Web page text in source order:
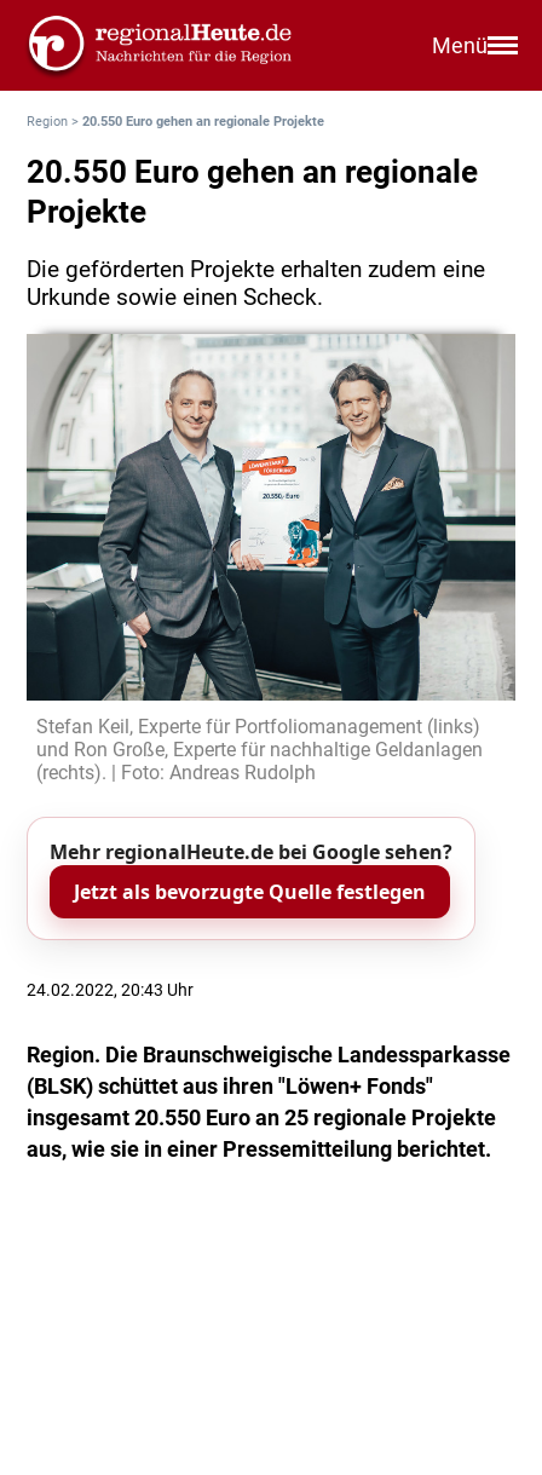
Menü
Region >20.550 Euro gehen an regionale Projekte
20.550 Euro gehen an regionale
Projekte
Die geförderten Projekte erhalten zudem eine
Urkunde sowie einen Scheck.
Stefan Keil, Experte für Portfoliomanagement (links)
und Ron Große, Experte für nachhaltige Geldanlagen
(rechts). | Foto: Andreas Rudolph
Mehr regionalHeute.de bei Google sehen?
Jetzt als bevorzugte Quelle festlegen
24.02.2022, 20:43 Uhr
Region. Die Braunschweigische Landessparkasse
(BLSK) schüttet aus ihren "Löwen+ Fonds"
insgesamt 20.550 Euro an 25 regionale Projekte
aus, wie sie in einer Pressemitteilung berichtet.